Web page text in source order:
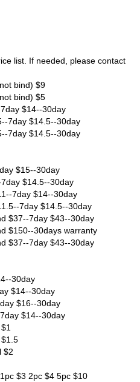
list. If needed, please contact
bind) $9
bind) $5
$14--30day
7day $14.5--30day
7day $14.5--30day
$15--30day
$14.5--30day
7day $14--30day
7day $14.5--30day
$37--7day $43--30day
$150--30days warranty
$37--7day $43--30day
30day
$14--30day
$16--30day
$14--30day
$2
$3 2pc $4 5pc $10